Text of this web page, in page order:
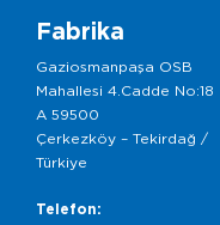
Fabrika
Gaziosmanpaşa OSB
Mahallesi 4.Cadde No:18
A 59500
Çerkezköy – Tekirdağ /
Türkiye
Telefon: